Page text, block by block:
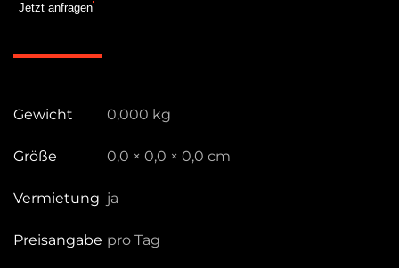
1x2m
Jetzt anfragen
Gewicht 0,000 kg
Größe 0,0 × 0,0 × 0,0 cm
Vermietung ja
Preisangabe pro Tag